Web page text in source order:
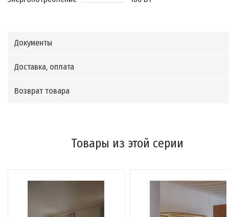
Документы
Доставка, оплата
Возврат товара
Товары из этой серии